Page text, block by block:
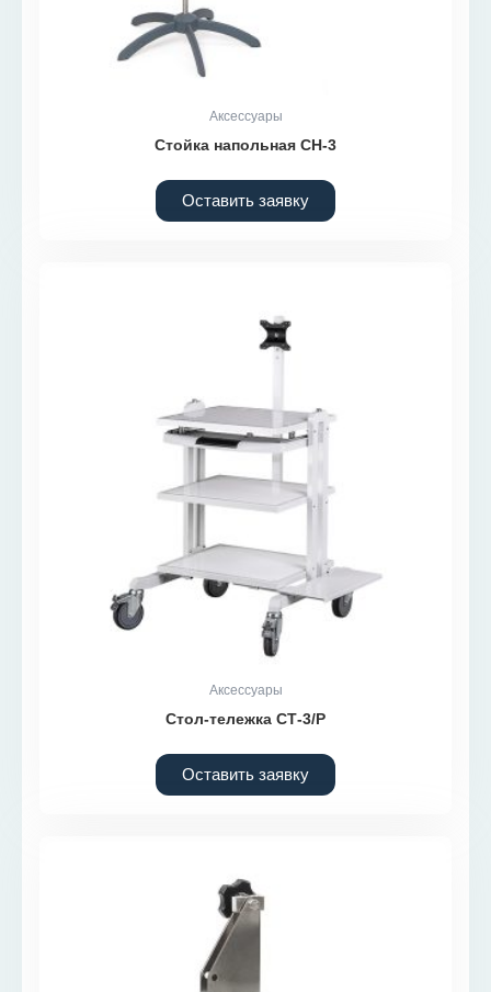
Аксессуары
Стойка напольная СН-3
Оставить заявку
Аксессуары
Стол-тележка СТ-3/Р
Оставить заявку